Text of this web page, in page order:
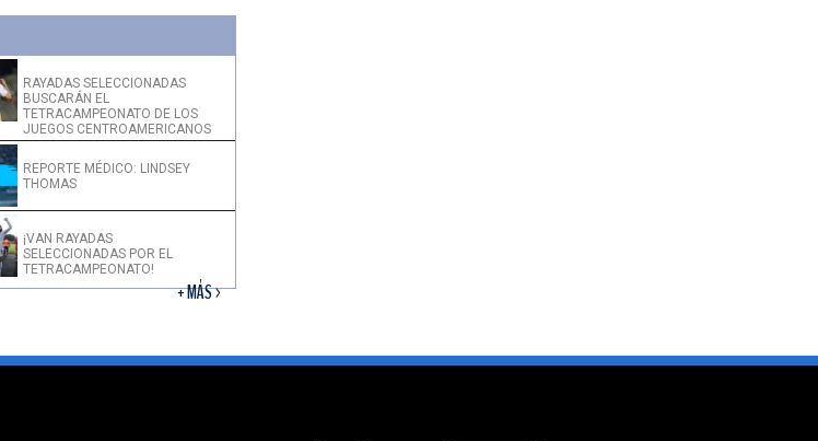
RAYADAS SELECCIONADAS
BUSCARÁN EL
TETRACAMPEONATO DE LOS
JUEGOS CENTROAMERICANOS
REPORTE MÉDICO: LINDSEY
THOMAS
¡VAN RAYADAS
SELECCIONADAS POR EL
TETRACAMPEONATO!
+ MÁS >